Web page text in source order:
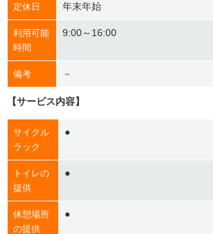
定休日 年末年始
利用可能
時間
9:00～16:00
備考 －
【サービス内容】
サイクル
ラック
●
トイレの
提供
●
休憩場所
の提供
●